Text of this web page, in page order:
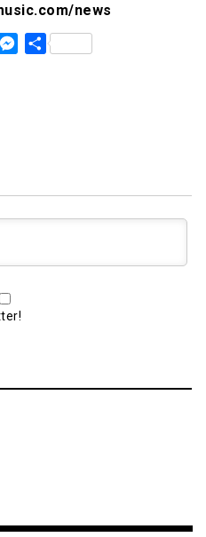
news
Messenger
Share